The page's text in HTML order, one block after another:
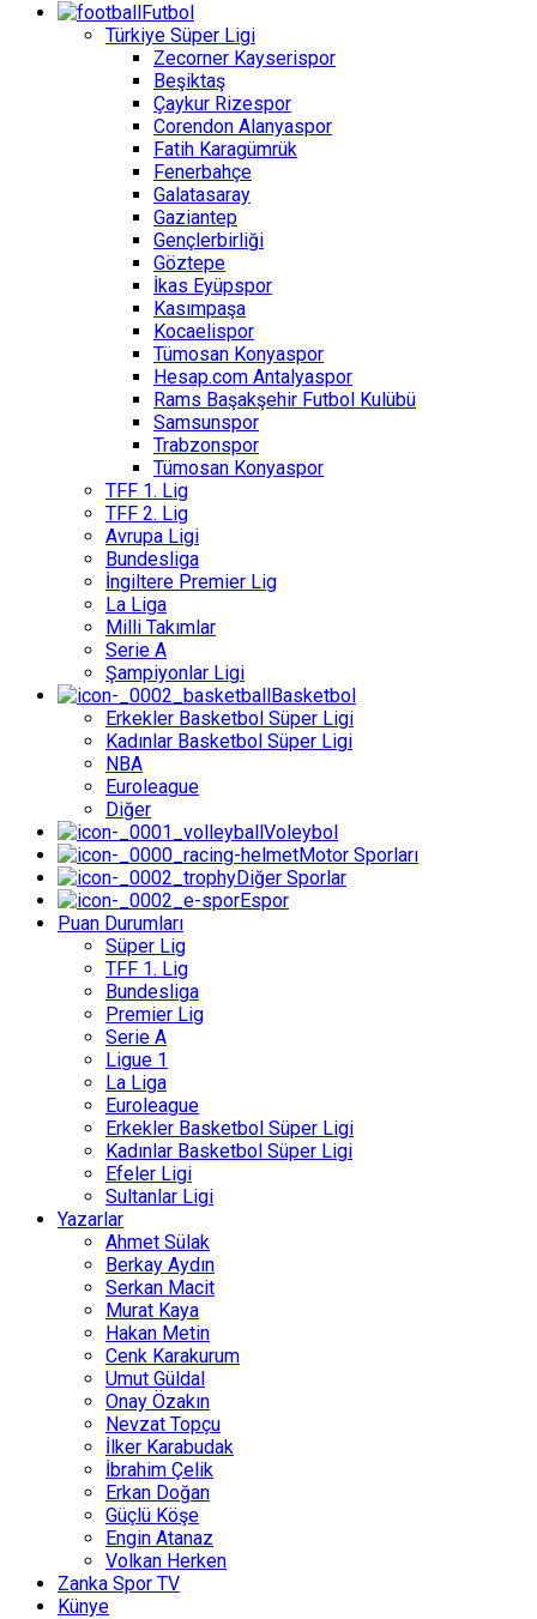
Futbol
Türkiye Süper Ligi
Zecorner Kayserispor
Beşiktaş
Çaykur Rizespor
Corendon Alanyaspor
Fatih Karagümrük
Fenerbahçe
Galatasaray
Gaziantep
Gençlerbirliği
Göztepe
İkas Eyüpspor
Kasımpaşa
Kocaelispor
Tümosan Konyaspor
Hesap.com Antalyaspor
Rams Başakşehir Futbol Kulübü
Samsunspor
Trabzonspor
Tümosan Konyaspor
TFF 1. Lig
TFF 2. Lig
Avrupa Ligi
Bundesliga
İngiltere Premier Lig
La Liga
Milli Takımlar
Serie A
Şampiyonlar Ligi
Basketbol
Erkekler Basketbol Süper Ligi
Kadınlar Basketbol Süper Ligi
NBA
Euroleague
Diğer
Voleybol
Motor Sporları
Diğer Sporlar
Espor
Puan Durumları
Süper Lig
TFF 1. Lig
Bundesliga
Premier Lig
Serie A
Ligue 1
La Liga
Euroleague
Erkekler Basketbol Süper Ligi
Kadınlar Basketbol Süper Ligi
Efeler Ligi
Sultanlar Ligi
Yazarlar
Ahmet Sülak
Berkay Aydın
Serkan Macit
Murat Kaya
Hakan Metin
Cenk Karakurum
Umut Güldal
Onay Özakın
Nevzat Topçu
İlker Karabudak
İbrahim Çelik
Erkan Doğan
Güçlü Köşe
Engin Atanaz
Volkan Herken
Zanka Spor TV
Künye